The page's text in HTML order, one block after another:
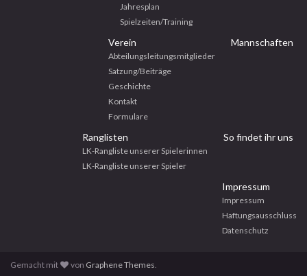
Jahresplan
Spielzeiten/Training
Verein
Abteilungsleitungsmitglieder
Satzung/Beiträge
Geschichte
Kontakt
Formulare
Mannschaften
Ranglisten
LK-Rangliste unserer Spielerinnen
LK-Rangliste unserer Spieler
So findet ihr uns
Impressum
Impressum
Haftungsausschluss
Datenschutz
Gemacht mit von Graphene Themes